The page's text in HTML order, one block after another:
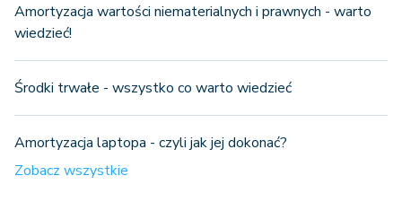
Amortyzacja wartości niematerialnych i prawnych - warto
wiedzieć!
Środki trwałe - wszystko co warto wiedzieć
Amortyzacja laptopa - czyli jak jej dokonać?
Zobacz wszystkie